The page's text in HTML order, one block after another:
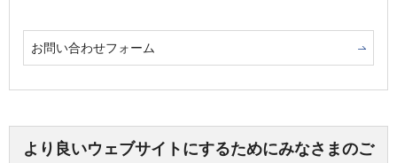
お問い合わせフォーム
より良いウェブサイトにするためにみなさまのご